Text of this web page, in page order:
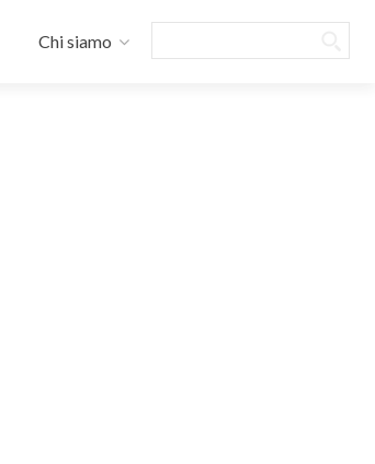
Chi siamo